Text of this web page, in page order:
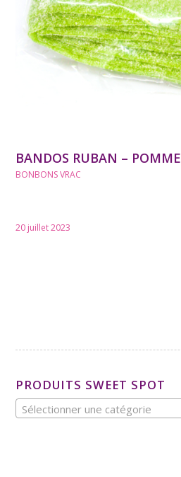
BANDOS RUBAN – POMME
BONBONS VRAC
20 juillet 2023
PRODUITS SWEET SPOT
Sélectionner une catégorie